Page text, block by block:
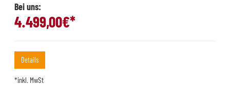
Bei uns:
4.499,00€*
Details
*inkl. MwSt